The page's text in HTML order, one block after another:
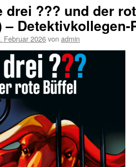
drei ??? und der
– Detektivkollegen-
Februar 2026von admin